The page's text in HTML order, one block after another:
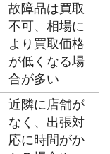
故障品は買取
不可、相場に
より買取価格
が低くなる場
合が多い
近隣に店舗が
なく、出張対
応に時間がか